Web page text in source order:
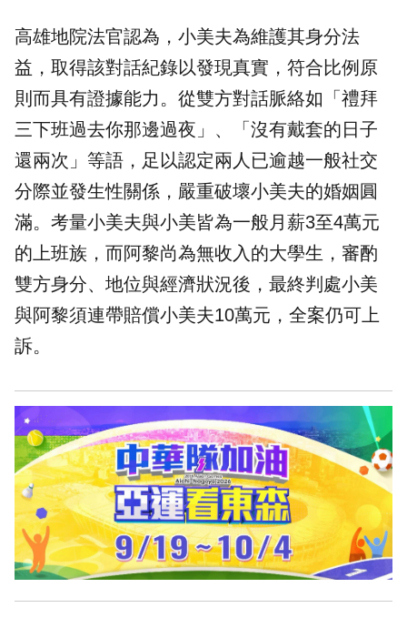
高雄地院法官認為，小美夫為維護其身分法
益，取得該對話紀錄以發現真實，符合比例原
則而具有證據能力。從雙方對話脈絡如「禮拜
三下班過去你那邊過夜」、「沒有戴套的日子
還兩次」等語，足以認定兩人已逾越一般社交
分際並發生性關係，嚴重破壞小美夫的婚姻圓
滿。考量小美夫與小美皆為一般月薪3至4萬元
的上班族，而阿黎尚為無收入的大學生，審酌
雙方身分、地位與經濟狀況後，最終判處小美
與阿黎須連帶賠償小美夫10萬元，全案仍可上
訴。